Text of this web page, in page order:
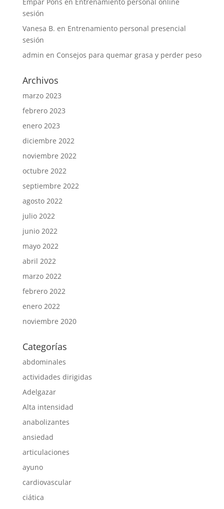
sesión
Vanesa B. en Entrenamiento personal presencial
sesión
admin en Consejos para quemar grasa y perder peso
Archivos
marzo 2023
febrero 2023
enero 2023
diciembre 2022
noviembre 2022
octubre 2022
septiembre 2022
agosto 2022
julio 2022
junio 2022
mayo 2022
abril 2022
marzo 2022
febrero 2022
enero 2022
noviembre 2020
Categorías
abdominales
actividades dirigidas
Adelgazar
Alta intensidad
anabolizantes
ansiedad
articulaciones
ayuno
cardiovascular
ciática